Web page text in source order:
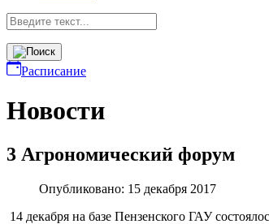
Расписание
Новости
3 Агрономический форум
Опубликовано: 15 декабря 2017
14 декабря на базе Пензенского ГАУ